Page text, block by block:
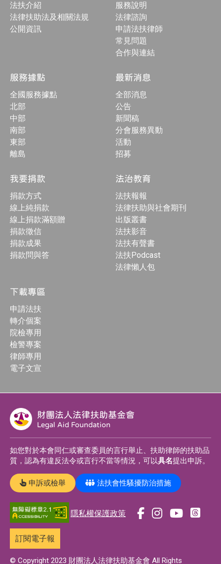
合
按
鈕
法扶介紹
法律扶助法及相關法規
公開資訊
服務說明
法律諮詢
申請法扶律師
常見問題
合作與連結
服務據點
全國服務據點
北部
中部
南部
東部
離島
最新消息
全部消息
公告
新聞稿
分會服務異動
活動
招募
我要捐款
捐款方式
線上純捐款
線上捐款滿額贈
捐款徵信
捐款成果
捐款問與答
法治教育
法扶報報
法律扶助與社會期刊
出版叢書
法扶影音
法扶有聲書
法扶Podcast
法律懶人包
下載專區
申請法扶
轉介個案
院檢專用
檢警專案
律師專用
電子文宣
財團法人法律扶助基金會
Legal Aid Foundation
如您對於本會同仁或審查委員的言行舉止、扶助律師的扶助品
質，認為有違反法令或言行不當等情況，可以具名提出申訴。
申訴或檢舉 法扶會性騷擾防治措施
隱私權保護政策
a
n
o
訂閱電子報
© Copyright 2023 財團法人法律扶助基金會 All Rights